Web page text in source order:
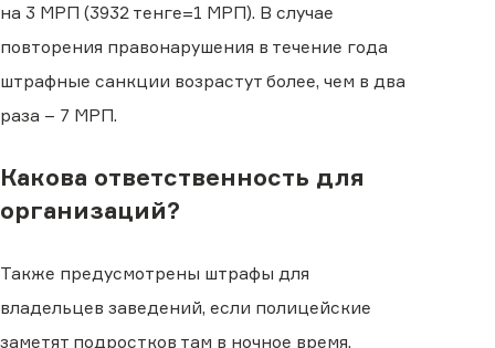
на 3 МРП (3932 тенге=1 МРП). В случае
повторения правонарушения в течение года
штрафные санкции возрастут более, чем в два
раза – 7 МРП.
Какова ответственность для
организаций?
Также предусмотрены штрафы для
владельцев заведений, если полицейские
заметят подростков там в ночное время.